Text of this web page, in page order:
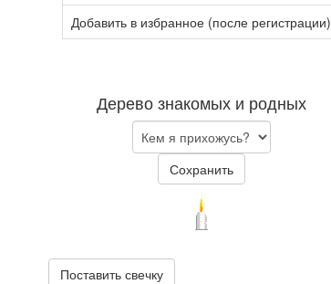
Добавить в избранное (после регистрации)
Дерево знакомых и родных
Сохранить
Поставить свечку